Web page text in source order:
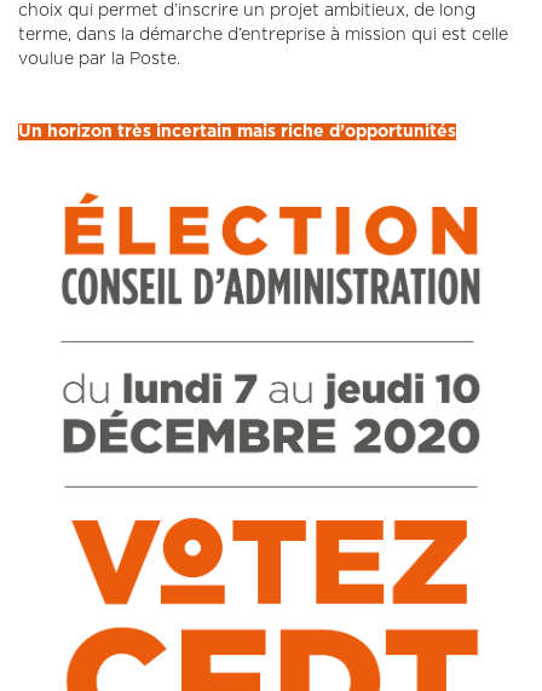
choix qui permet d’inscrire un projet ambitieux, de long
terme, dans la démarche d’entreprise à mission qui est celle
voulue par la Poste.
Un horizon très incertain mais riche d’opportunités